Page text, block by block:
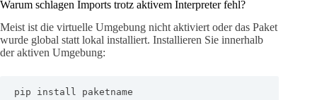
Warum schlagen Imports trotz aktivem Interpreter fehl?
Meist ist die virtuelle Umgebung nicht aktiviert oder das Paket
wurde global statt lokal installiert. Installieren Sie innerhalb
der aktiven Umgebung:
pip install paketname